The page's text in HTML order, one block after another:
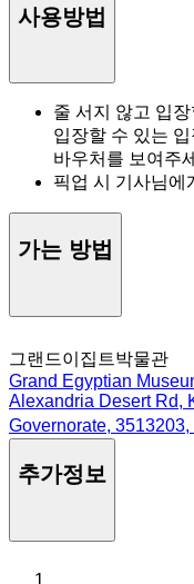
사용방법
줄 서지 않고 입
입장할 수 있는
바우처를 보여주
픽업 시 기사님에
가는 방법
그랜드이집트박물관
Grand Egyptian
Alexandria Desert Rd,
Governorate, 3513203,
추가정보